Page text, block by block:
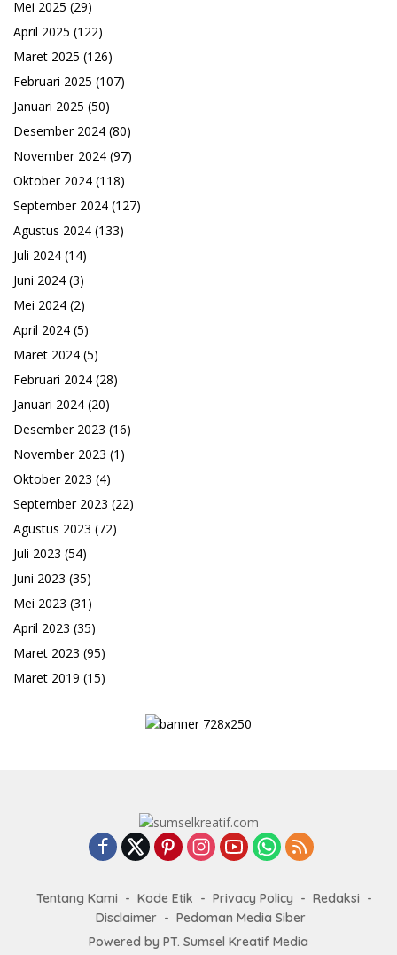
Mei 2025 (29)
April 2025 (122)
Maret 2025 (126)
Februari 2025 (107)
Januari 2025 (50)
Desember 2024 (80)
November 2024 (97)
Oktober 2024 (118)
September 2024 (127)
Agustus 2024 (133)
Juli 2024 (14)
Juni 2024 (3)
Mei 2024 (2)
April 2024 (5)
Maret 2024 (5)
Februari 2024 (28)
Januari 2024 (20)
Desember 2023 (16)
November 2023 (1)
Oktober 2023 (4)
September 2023 (22)
Agustus 2023 (72)
Juli 2023 (54)
Juni 2023 (35)
Mei 2023 (31)
April 2023 (35)
Maret 2023 (95)
Maret 2019 (15)
Tentang Kami Kode Etik Privacy Policy
Redaksi
Disclaimer
Pedoman Media Siber
Powered by PT. Sumsel Kreatif Media